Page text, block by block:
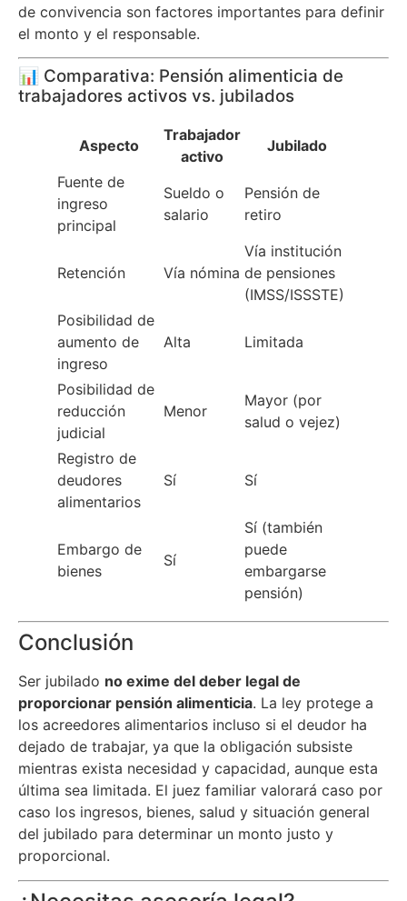
de convivencia son factores importantes para definir
el monto y el responsable.
📊 Comparativa: Pensión alimenticia de
trabajadores activos vs. jubilados
Aspecto
Trabajador
activo
Jubilado
Fuente de
ingreso
principal
Sueldo o
salario
Pensión de
retiro
Retención Vía nómina
Vía institución
de pensiones
(IMSS/ISSSTE)
Posibilidad de
aumento de
ingreso
Alta Limitada
Posibilidad de
reducción
judicial
Menor
Mayor (por
salud o vejez)
Registro de
deudores
alimentarios
Sí Sí
Embargo de
bienes
Sí
Sí (también
puede
embargarse
pensión)
Conclusión
Ser jubilado no exime del deber legal de
proporcionar pensión alimenticia. La ley protege a
los acreedores alimentarios incluso si el deudor ha
dejado de trabajar, ya que la obligación subsiste
mientras exista necesidad y capacidad, aunque esta
última sea limitada. El juez familiar valorará caso por
caso los ingresos, bienes, salud y situación general
del jubilado para determinar un monto justo y
proporcional.